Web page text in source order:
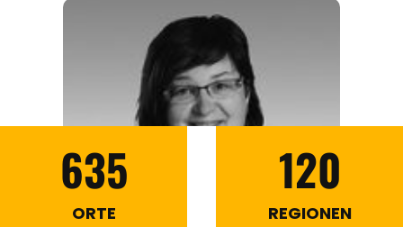
635
ORTE
120
REGIONEN